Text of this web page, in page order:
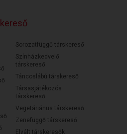
Sorozatfüggő társkereső
Színházkedvelő
társkereső
Táncoslábú társkereső
Társasjátékozós
társkereső
Vegetáriánus társkereső
Zenefüggő társkereső
Elvált társkeresők